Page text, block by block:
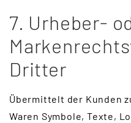
7. Urheber-
Dritter
Übermittelt der Kunden
Waren Symbole, Texte,